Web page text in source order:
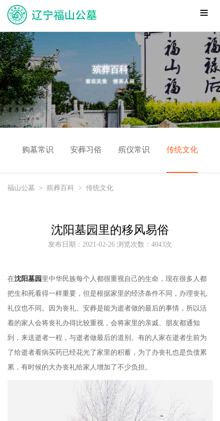
购墓常识 安葬习俗 殡仪常识 传统文化
福山公墓 > 殡葬百科 > 传统文化
沈阳墓园里的移风易俗
发布日期：2021-02-26 浏览次数：4043次
在沈阳墓园 里中华民族每个人都很重视自己的生命，现在很多人都
把生和死看得一样重要，但是根据家里的经济条件不同，办理丧礼
礼仪也不同。因为丧礼、安葬是能为逝者做的最后的事情，所以活
着的家人会将丧礼办得比较重视，会将家里的亲戚、朋友都通知
到，来送逝者一程，与逝者做最后的道别。有的人家在逝者生前为
了给逝者看病买药已经花光了家里的积蓄，为了办丧礼也是负债累
累，有时候的大办丧礼给家人增加了不少负担。